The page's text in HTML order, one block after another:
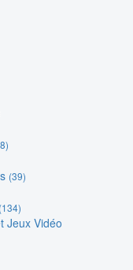
(39)
(134)
Jeux Vidéo